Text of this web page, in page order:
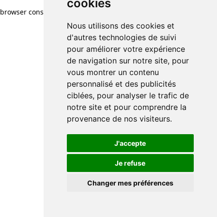
cookies
Nous utilisons des cookies et
d'autres technologies de suivi
pour améliorer votre expérience
de navigation sur notre site, pour
vous montrer un contenu
personnalisé et des publicités
ciblées, pour analyser le trafic de
notre site et pour comprendre la
provenance de nos visiteurs.
J'accepte
Je refuse
Changer mes préférences
browser console for more information)